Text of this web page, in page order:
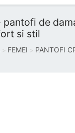
pantofi de
si stil
FEMEI PANTOFI